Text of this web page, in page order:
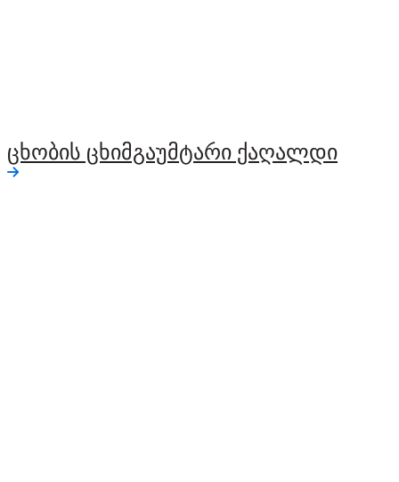
ცხობის ცხიმგაუმტარი ქაღალდი